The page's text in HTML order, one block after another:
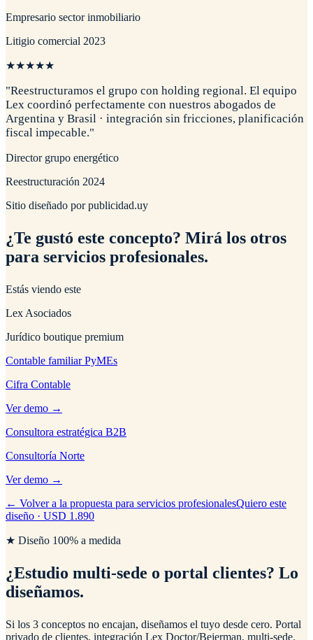
Empresario sector inmobiliario
Litigio comercial 2023
★★★★★
"Reestructuramos el grupo con holding regional. El equipo
Lex coordinó perfectamente con nuestros abogados de
Argentina y Brasil · integración sin fricciones, planificación
fiscal impecable."
Director grupo energético
Reestructuración 2024
Sitio diseñado por publicidad.uy
¿Te gustó este concepto? Mirá los otros
para servicios profesionales.
Estás viendo este
Lex Asociados
Jurídico boutique premium
Contable familiar PyMEs
Cifra Contable
Ver demo →
Consultora estratégica B2B
Consultoría Norte
Ver demo →
← Volver a la propuesta para servicios profesionalesQuiero este
diseño · USD 1.890
★ Diseño 100% a medida
¿Estudio multi-sede o portal clientes? Lo
diseñamos.
Si los 3 conceptos no encajan, diseñamos el tuyo desde cero. Portal
privado de clientes, integración Lex Doctor/Bejerman, multi-sede.